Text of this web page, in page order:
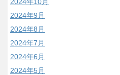
2024年9月
2024年8月
2024年7月
2024年6月
2024年5月